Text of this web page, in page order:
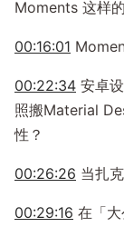
Moments 这样
00:16:01
00:22:34 安卓
照搬Material
性？
00:26:26 当扎
00:29:16 在「